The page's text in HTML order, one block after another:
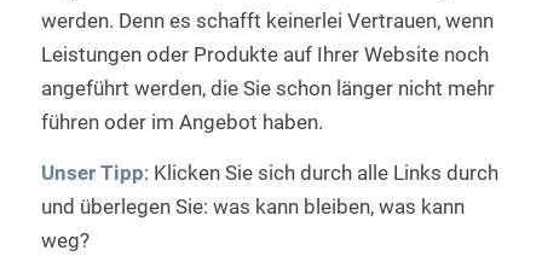
werden. Denn es schafft keinerlei Vertrauen, wenn
Leistungen oder Produkte auf Ihrer Website noch
angeführt werden, die Sie schon länger nicht mehr
führen oder im Angebot haben.
Unser Tipp: Klicken Sie sich durch alle Links durch
und überlegen Sie: was kann bleiben, was kann
weg?